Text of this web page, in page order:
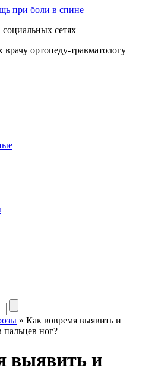
при боли в спине
сетях
ортопеду-травматологу
» Как вовремя выявить и
пальцев ног?
выявить и